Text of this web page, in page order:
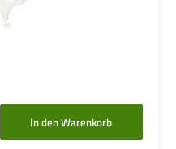
ein oder benutze die Schaltflächen um
In den Warenkorb